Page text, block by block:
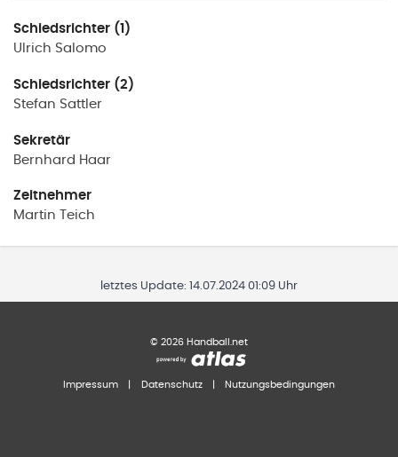
Schiedsrichter (1)
Ulrich Salomo
Schiedsrichter (2)
Stefan Sattler
Sekretär
Bernhard Haar
Zeitnehmer
Martin
Teich
letztes Update: 14.07.2024 01:09 Uhr
© 2026 Handball.net
Impressum Datenschutz Nutzungsbedingungen